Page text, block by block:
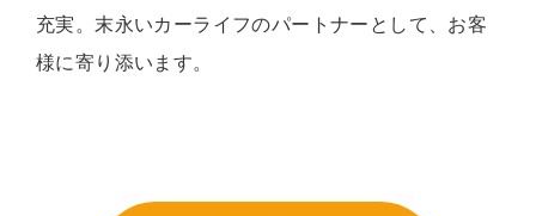
充実。末永いカーライフのパートナーとして、お客
様に寄り添います。